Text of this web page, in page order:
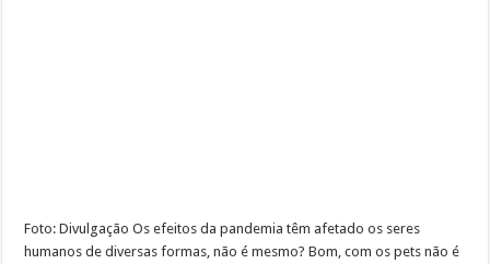
Foto: Divulgação Os efeitos da pandemia têm afetado os seres
humanos de diversas formas, não é mesmo? Bom, com os pets não é